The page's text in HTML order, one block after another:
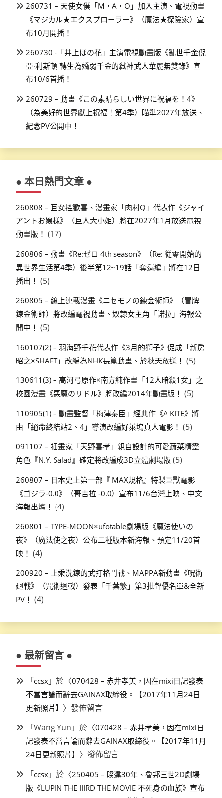
260731 – 天使女僕「M・A・O」加入主演、電視動畫
《マジカル★エクスプローラー》（魔法★探險家）宣
布10月開播！
260730 -「井上ほの花」主演電視動畫版《亂世千金倪
亞·利斯頓 轉生為嬌弱千金的弒神武人華麗無雙錄》宣
布10/6首播！
260729 – 動畫《この素晴らしい世界に祝福を！4》
（為美好的世界獻上祝福！第4季）瞄準2027年放送、
紀念PV公開中！
● 本日熱門文章 ●
260808 – 巨女控歡喜、漫畫家「肉村Q」代表作《ジャイ
アントお嬢様》（巨人大小姐）將在2027年1月放送電視
動畫版！ (17)
260806 – 動畫《Re:ゼロ 4th season》（Re: 從零開始的
異世界生活第4季）後半第12~19話「奪還編」將在12日
播出！ (5)
260805 – 線上連載漫畫《ニセモノの錬金術師》（冒牌
鍊金術師）將改編電視動畫、奴隸女主角「諾拉」海報公
開中！ (5)
160107(2) – 羽海野千花代表作《3月的獅子》促成「新房
昭之×SHAFT」改編為NHK長篇動畫、於秋天放送！ (5)
130611(3) – 高河弓原作×南方純作畫「12人暗殺1女」之
校園漫畫《悪魔のリドル》將改編2014年動畫版！ (5)
110905(1) – 動畫監督「梅津泰臣」經典作《A KITE》將
由「絕命終結站2、4」導演改編好萊塢真人電影！ (5)
091107 – 插畫家「天野喜孝」親自設計的可愛蔬菜精靈
角色『N.Y. Salad』確定將改編成3D立體劇場版 (5)
260807 – 日本史上第一部『IMAX規格』特製巨獸電影
《ゴジラ-0.0》（哥吉拉 -0.0）宣布11/6台灣上映、中文
海報出爐！ (4)
260801 – TYPE-MOON×ufotable劇場版《魔法使いの
夜》（魔法使之夜）公布二種版本新海報、預定11/20首
映！ (4)
200920 – 上乘洗鍊的武打格鬥戰、MAPPA新動畫《呪術
廻戦》（咒術迴戰）發表「千葉繁」第3批聲優名單&全新
PV！ (4)
● 最新留言 ●
「ccsx 」於〈070428 – 赤井孝美，因在mixi日記發表
不當言論而辭去GAINAX取締役。【2017年11月24日
更新照片】 〉發佈留言
「Wang Yun 」於〈070428 – 赤井孝美，因在mixi日
記發表不當言論而辭去GAINAX取締役。【2017年11月
24日更新照片】 〉發佈留言
「ccsx 」於〈250405 – 睽違30年、魯邦三世2D劇場
版《LUPIN THE IIIRD THE MOVIE 不死身の血族》宣布